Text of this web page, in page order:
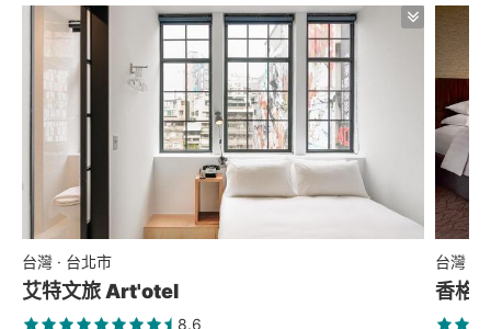
台灣 · 台北市
艾特文旅 Art'otel
8.6
台灣 ·
香格